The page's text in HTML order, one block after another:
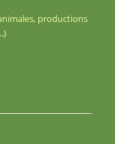
productions